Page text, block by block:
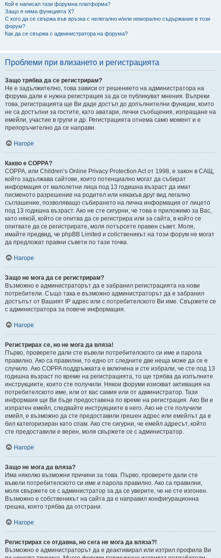
Кой е написал тази форумна платформа?
Защо я няма функцията X?
С кого да се свържа във връзка с нелегално и/или неморално съдържание в този
форум?
Как да се свържа с администратора на форума?
Проблеми при влизането и регистрацията
Защо трябва да се регистрирам?
Не е задължително, това зависи от решението на администратора на
форума дали е нужна регистрация за да се публикуват мнения. Въпреки
това, регистрацията ще Ви даде достъп до допълнителни функции, които
не са достъпни за гостите, като аватари, лични съобщения, изпращане на
емейли, участие в групи и др. Регистрацията отнема само момент и е
препоръчително да се направи.
Нагоре
Какво е COPPA?
COPPA, или Children’s Online Privacy Protection Act от 1998, е закон в САЩ,
който задължава сайтове, които потенциално могат да събират
информация от малолетни лица под 13 годишна възраст да имат
писменото разрешение на родител или някакъв друг вид легално
съглашение, позволяващо събирането на лична информация от лицето
под 13 годишна възраст. Ако не сте сигурни, че това е приложимо за Вас,
като някой, който се опитва да се регистрира или за сайта, в който се
опитвате да се регистрирате, моля потърсете правен съвет. Моля,
имайте предвид, че phpBB Limited и собственикът на този форум не могат
да предложат правни съвети по тази точка.
Нагоре
Защо не мога да се регистрирам?
Възможно е администраторът да е забранил регистрацията на нови
потребители. Също така е възможно администраторът да е забранил
достъпът от Вашият IP адрес или с потребителското Ви име. Свържете се
с администратора за повече информация.
Нагоре
Регистрирах се, но не мога да вляза!
Първо, проверете дали сте въвели потребителското си име и парола
правилно. Ако са правилни, то едно от следните две неща може да се е
случило. Ако COPPA поддръжката е включена и сте избрали, че сте под 13
годишна възраст по време на регистрацията, то ще трябва да изпълните
инструкциите, които сте получили. Някои форуми изискват активация на
потребителското име, или от вас самия или от администратор. Тази
информаия ще Ви бъде предоставена по време на регистрация. Ако Ви е
изпратен емейл, следвайте инструкциите в него. Ако не сте получили
емейл, е възможно да сте предоставили грешен адрес или емейлът да е
бил категоризиран като спам. Ако сте сигурни, че емейл адресът, който
сте предоставили е верен, моля свържете се с администратор.
Нагоре
Защо не мога да вляза?
Има няколко възможни причини за това. Първо, проверете дали сте
въвели потребителското си име и парола правилно. Ако са правилни,
моля свържете се с администратор за да се уверите, че не сте изгонен.
Възможно е собственикът на сайта да е направил конфигурационна
грешка, която трябва да отстрани.
Нагоре
Регистрирах се отдавна, но сега не мога да вляза?!
Възможно е администраторът да е деактивирал или изтрил профила Ви